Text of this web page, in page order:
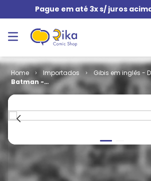
Pague em até 3x s/ juros
Importados Gibis em inglês -
Batman -
Volume 1 #